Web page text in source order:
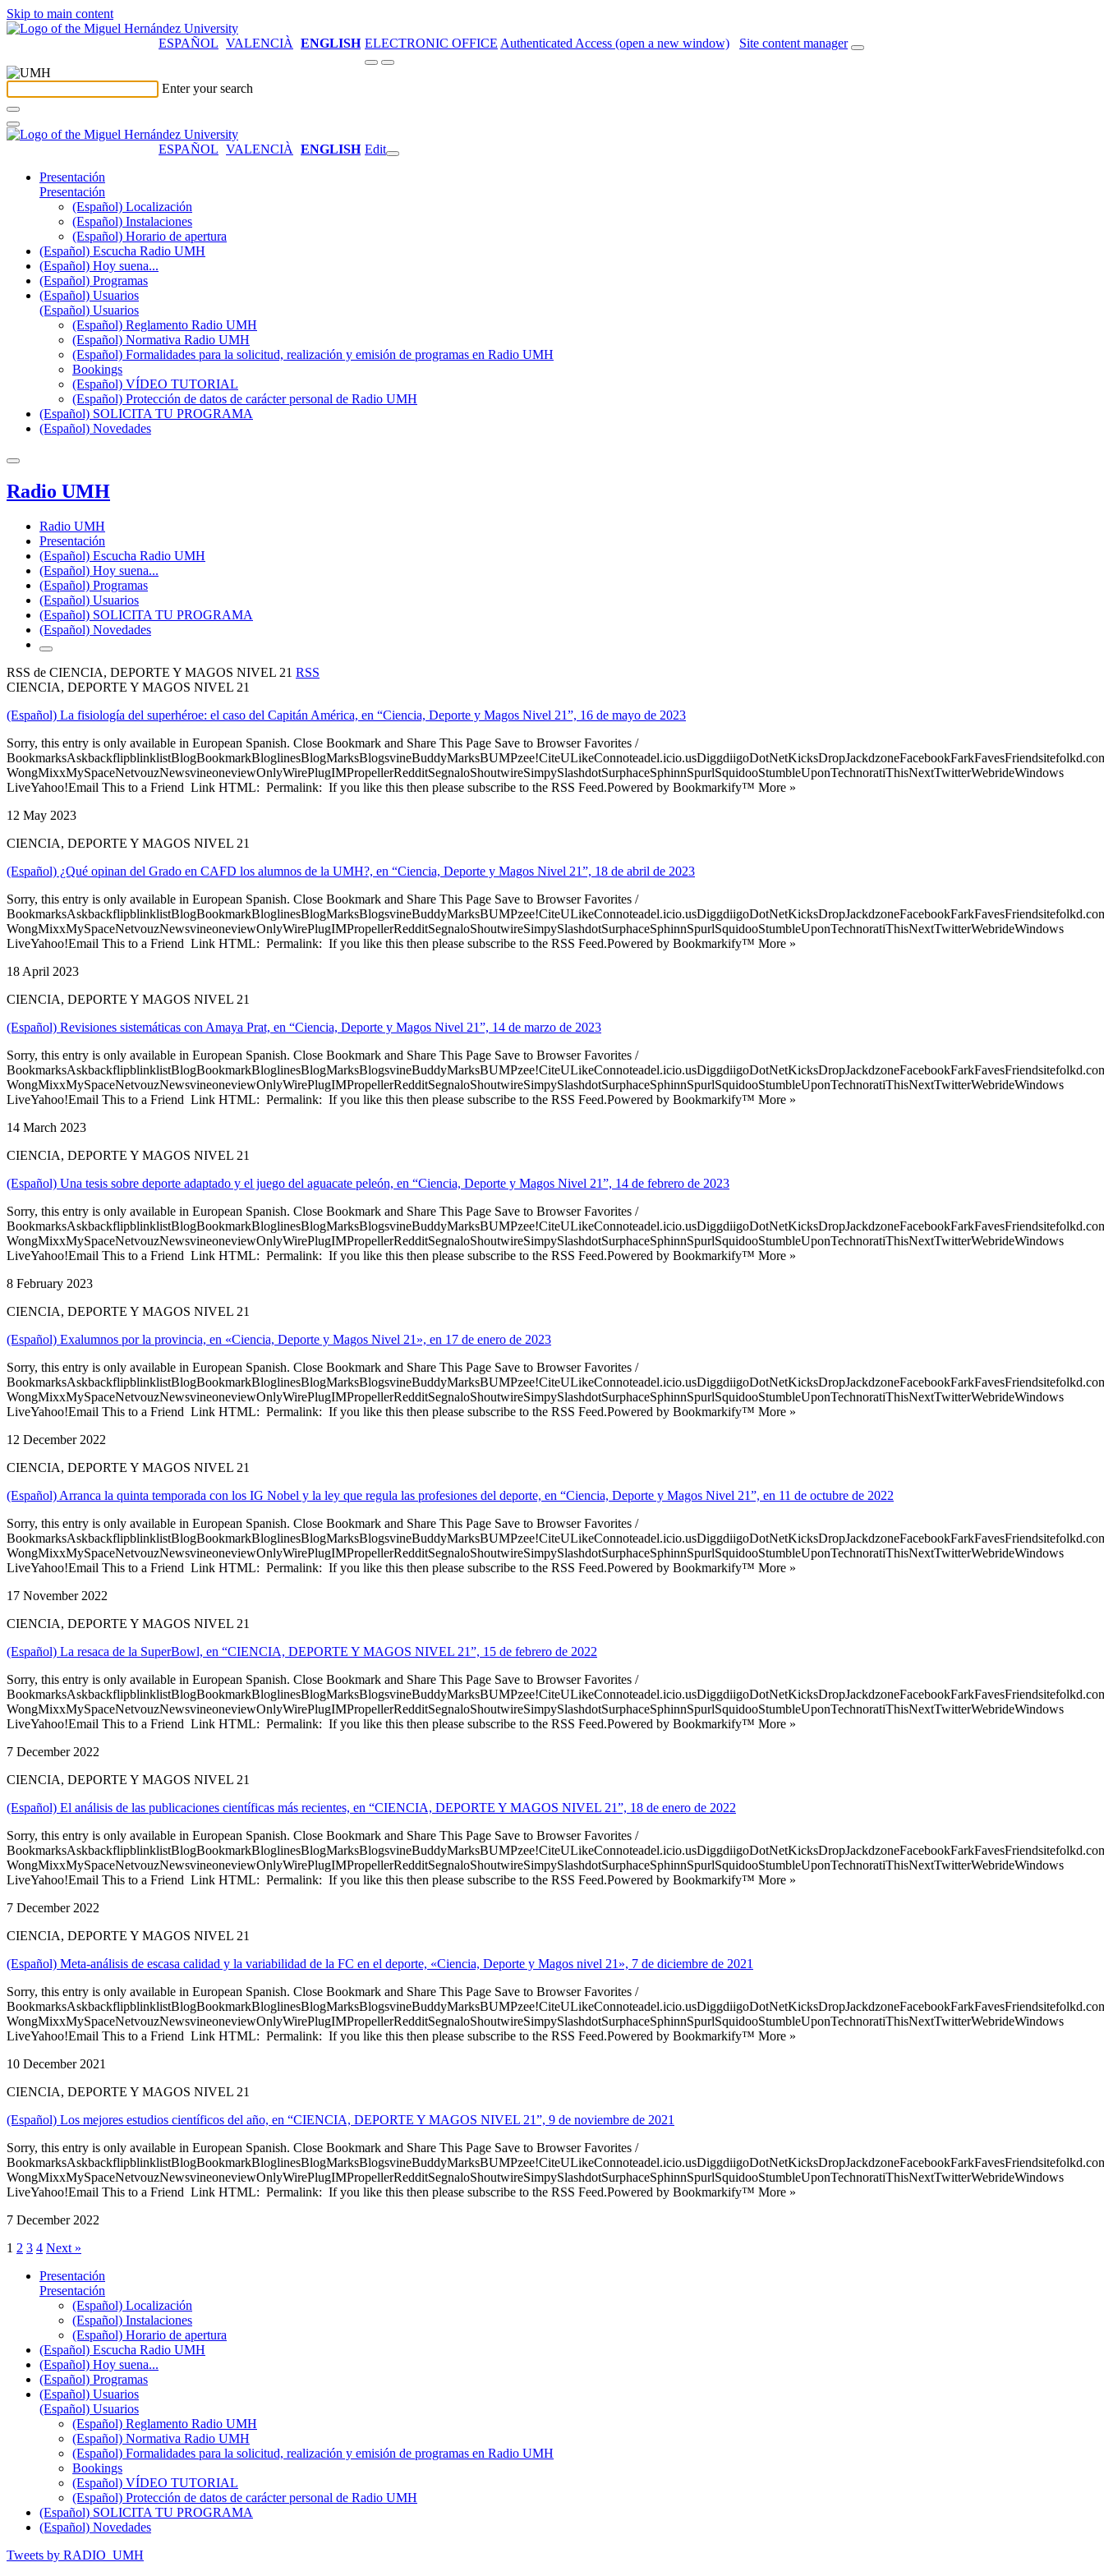
Skip to main content
ESPAÑOL VALENCIÀ ENGLISH ELECTRONIC OFFICE Authenticated Access (open a new window) Site content manager
Enter your search
ESPAÑOL VALENCIÀ ENGLISH Edit
Presentación
Presentación
(Español) Localización
(Español) Instalaciones
(Español) Horario de apertura
(Español) Escucha Radio UMH
(Español) Hoy suena...
(Español) Programas
(Español) Usuarios
(Español) Usuarios
(Español) Reglamento Radio UMH
(Español) Normativa Radio UMH
(Español) Formalidades para la solicitud, realización y emisión de programas en Radio UMH
Bookings
(Español) VÍDEO TUTORIAL
(Español) Protección de datos de carácter personal de Radio UMH
(Español) SOLICITA TU PROGRAMA
(Español) Novedades
Radio UMH
Radio UMH
Presentación
(Español) Escucha Radio UMH
(Español) Hoy suena...
(Español) Programas
(Español) Usuarios
(Español) SOLICITA TU PROGRAMA
(Español) Novedades
RSS de CIENCIA, DEPORTE Y MAGOS NIVEL 21 RSS
CIENCIA, DEPORTE Y MAGOS NIVEL 21
(Español) La fisiología del superhéroe: el caso del Capitán América, en “Ciencia, Deporte y Magos Nivel 21”, 16 de mayo de 2023
Sorry, this entry is only available in European Spanish. Close Bookmark and Share This Page Save to Browser Favorites /
WongMixxMySpaceNetvouzNewsvineoneviewOnlyWirePlugIMPropellerRedditSegnaloShoutwireSimpySlashdotSurphaceSphinnSpurlSquidooStumbleUponTechnoratiThisNextTwitterWebrideWindows
LiveYahoo!Email This to a Friend Link HTML: Permalink: If you like this then please subscribe to the RSS Feed.Powered by Bookmarkify™ More »
12 May 2023
CIENCIA, DEPORTE Y MAGOS NIVEL 21
(Español) ¿Qué opinan del Grado en CAFD los alumnos de la UMH?, en “Ciencia, Deporte y Magos Nivel 21”, 18 de abril de 2023
Sorry, this entry is only available in European Spanish. Close Bookmark and Share This Page Save to Browser Favorites /
WongMixxMySpaceNetvouzNewsvineoneviewOnlyWirePlugIMPropellerRedditSegnaloShoutwireSimpySlashdotSurphaceSphinnSpurlSquidooStumbleUponTechnoratiThisNextTwitterWebrideWindows
LiveYahoo!Email This to a Friend Link HTML: Permalink: If you like this then please subscribe to the RSS Feed.Powered by Bookmarkify™ More »
18 April 2023
CIENCIA, DEPORTE Y MAGOS NIVEL 21
(Español) Revisiones sistemáticas con Amaya Prat, en “Ciencia, Deporte y Magos Nivel 21”, 14 de marzo de 2023
Sorry, this entry is only available in European Spanish. Close Bookmark and Share This Page Save to Browser Favorites /
WongMixxMySpaceNetvouzNewsvineoneviewOnlyWirePlugIMPropellerRedditSegnaloShoutwireSimpySlashdotSurphaceSphinnSpurlSquidooStumbleUponTechnoratiThisNextTwitterWebrideWindows
LiveYahoo!Email This to a Friend Link HTML: Permalink: If you like this then please subscribe to the RSS Feed.Powered by Bookmarkify™ More »
14 March 2023
CIENCIA, DEPORTE Y MAGOS NIVEL 21
(Español) Una tesis sobre deporte adaptado y el juego del aguacate peleón, en “Ciencia, Deporte y Magos Nivel 21”, 14 de febrero de 2023
Sorry, this entry is only available in European Spanish. Close Bookmark and Share This Page Save to Browser Favorites /
WongMixxMySpaceNetvouzNewsvineoneviewOnlyWirePlugIMPropellerRedditSegnaloShoutwireSimpySlashdotSurphaceSphinnSpurlSquidooStumbleUponTechnoratiThisNextTwitterWebrideWindows
LiveYahoo!Email This to a Friend Link HTML: Permalink: If you like this then please subscribe to the RSS Feed.Powered by Bookmarkify™ More »
8 February 2023
CIENCIA, DEPORTE Y MAGOS NIVEL 21
(Español) Exalumnos por la provincia, en «Ciencia, Deporte y Magos Nivel 21», en 17 de enero de 2023
Sorry, this entry is only available in European Spanish. Close Bookmark and Share This Page Save to Browser Favorites /
WongMixxMySpaceNetvouzNewsvineoneviewOnlyWirePlugIMPropellerRedditSegnaloShoutwireSimpySlashdotSurphaceSphinnSpurlSquidooStumbleUponTechnoratiThisNextTwitterWebrideWindows
LiveYahoo!Email This to a Friend Link HTML: Permalink: If you like this then please subscribe to the RSS Feed.Powered by Bookmarkify™ More »
12 December 2022
CIENCIA, DEPORTE Y MAGOS NIVEL 21
(Español) Arranca la quinta temporada con los IG Nobel y la ley que regula las profesiones del deporte, en “Ciencia, Deporte y Magos Nivel 21”, en 11 de octubre de 2022
Sorry, this entry is only available in European Spanish. Close Bookmark and Share This Page Save to Browser Favorites /
WongMixxMySpaceNetvouzNewsvineoneviewOnlyWirePlugIMPropellerRedditSegnaloShoutwireSimpySlashdotSurphaceSphinnSpurlSquidooStumbleUponTechnoratiThisNextTwitterWebrideWindows
LiveYahoo!Email This to a Friend Link HTML: Permalink: If you like this then please subscribe to the RSS Feed.Powered by Bookmarkify™ More »
17 November 2022
CIENCIA, DEPORTE Y MAGOS NIVEL 21
(Español) La resaca de la SuperBowl, en “CIENCIA, DEPORTE Y MAGOS NIVEL 21”, 15 de febrero de 2022
Sorry, this entry is only available in European Spanish. Close Bookmark and Share This Page Save to Browser Favorites /
WongMixxMySpaceNetvouzNewsvineoneviewOnlyWirePlugIMPropellerRedditSegnaloShoutwireSimpySlashdotSurphaceSphinnSpurlSquidooStumbleUponTechnoratiThisNextTwitterWebrideWindows
LiveYahoo!Email This to a Friend Link HTML: Permalink: If you like this then please subscribe to the RSS Feed.Powered by Bookmarkify™ More »
7 December 2022
CIENCIA, DEPORTE Y MAGOS NIVEL 21
(Español) El análisis de las publicaciones científicas más recientes, en “CIENCIA, DEPORTE Y MAGOS NIVEL 21”, 18 de enero de 2022
Sorry, this entry is only available in European Spanish. Close Bookmark and Share This Page Save to Browser Favorites /
WongMixxMySpaceNetvouzNewsvineoneviewOnlyWirePlugIMPropellerRedditSegnaloShoutwireSimpySlashdotSurphaceSphinnSpurlSquidooStumbleUponTechnoratiThisNextTwitterWebrideWindows
LiveYahoo!Email This to a Friend Link HTML: Permalink: If you like this then please subscribe to the RSS Feed.Powered by Bookmarkify™ More »
7 December 2022
CIENCIA, DEPORTE Y MAGOS NIVEL 21
(Español) Meta-análisis de escasa calidad y la variabilidad de la FC en el deporte, «Ciencia, Deporte y Magos nivel 21», 7 de diciembre de 2021
Sorry, this entry is only available in European Spanish. Close Bookmark and Share This Page Save to Browser Favorites /
WongMixxMySpaceNetvouzNewsvineoneviewOnlyWirePlugIMPropellerRedditSegnaloShoutwireSimpySlashdotSurphaceSphinnSpurlSquidooStumbleUponTechnoratiThisNextTwitterWebrideWindows
LiveYahoo!Email This to a Friend Link HTML: Permalink: If you like this then please subscribe to the RSS Feed.Powered by Bookmarkify™ More »
10 December 2021
CIENCIA, DEPORTE Y MAGOS NIVEL 21
(Español) Los mejores estudios científicos del año, en “CIENCIA, DEPORTE Y MAGOS NIVEL 21”, 9 de noviembre de 2021
Sorry, this entry is only available in European Spanish. Close Bookmark and Share This Page Save to Browser Favorites /
WongMixxMySpaceNetvouzNewsvineoneviewOnlyWirePlugIMPropellerRedditSegnaloShoutwireSimpySlashdotSurphaceSphinnSpurlSquidooStumbleUponTechnoratiThisNextTwitterWebrideWindows
LiveYahoo!Email This to a Friend Link HTML: Permalink: If you like this then please subscribe to the RSS Feed.Powered by Bookmarkify™ More »
7 December 2022
1 2 3 4 Next »
Presentación
Presentación
(Español) Localización
(Español) Instalaciones
(Español) Horario de apertura
(Español) Escucha Radio UMH
(Español) Hoy suena...
(Español) Programas
(Español) Usuarios
(Español) Usuarios
(Español) Reglamento Radio UMH
(Español) Normativa Radio UMH
(Español) Formalidades para la solicitud, realización y emisión de programas en Radio UMH
Bookings
(Español) VÍDEO TUTORIAL
(Español) Protección de datos de carácter personal de Radio UMH
(Español) SOLICITA TU PROGRAMA
(Español) Novedades
Tweets by RADIO_UMH